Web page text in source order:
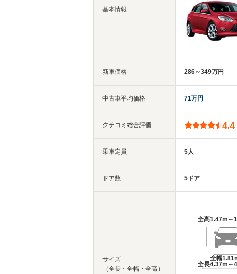
基本情報
新車価格
中古車平均価格
クチコミ総合評価
乗車定員
ドア数
サイズ
（全長・全幅・全高）
286～349万円
71万円
4.4
5人
5ドア
全高1.47m～
全幅
全長4.37m～